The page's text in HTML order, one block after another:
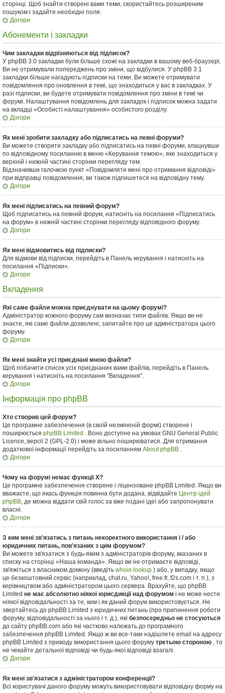
сторінці. Щоб знайти створені вами теми, скористайтесь розширеним
пошуком і задайте необхідні поля.
Догори
Абонементи і закладки
Чим закладки відрізняються від підписок?
У phpBB 3.0 закладки були більше схожі на закладки в вашому веб-браузері.
Ви не отримували попереджень про зміни, що відбулися. У phpBB 3.1
закладки більше нагадують підписки на теми. Ви можете отримувати
повідомлення про оновлення в темі, що знаходиться у вас в закладках. У
разі підписки, ви будете отримувати повідомлення про зміни в темі чи
форумі. Налаштування повідомлень для закладок і підписок можна задати
на вкладці «Особисті налаштування» особистого розділу.
Догори
Як мені зробити закладку або підписатись на певні форуми?
Ви можете створити закладку або підписатись на певні форуми, клацнувши
по відповідному посиланню в меню «Керування темою», яке знаходиться у
верхній і нижній частині сторінки перегляду тем.
Відзначивши галочкою пункт «Повідомляти мені про отримання відповіді»
при відправці повідомлення, ви також підпишетеся на відповідну тему.
Догори
Як мені підписатись на певний форум?
Щоб підписатись на певний форум, натисніть на посилання «Підписатись
на форум» в нижній частині сторінки перегляду відповідного форуму.
Догори
Як мені відмовитись від підписки?
Для відмови від підписки, перейдіть в Панель керування і натисніть на
посилання «Підписки».
Догори
Вкладення
Які саме файли можна приєднувати на цьому форумі?
Адміністратор кожного форуму сам визначає типи файлів. Якщо ви не
знаєте, які саме файли дозволені, запитайте про це адміністратора цього
форуму.
Догори
Як мені знайти усі приєднані мною файли?
Щоб побачити список усіх приєднаних вами файлів, перейдіть в Панель
керування і натисніть на посилання "Вкладення".
Догори
Інформація про phpBB
Хто створив цей форум?
Це програмне забезпечення (в своїй незміненій формі) створене і
поширюється phpBB Limited . Воно доступне на умовах GNU General Public
Licence, версії 2 (GPL-2.0) і може вільно поширюватися. Для отримання
додаткової інформації перейдіть за посиланням About phpBB .
Догори
Чому на форумі немає функції X?
Це програмне забезпечення створене і ліцензоване phpBB Limited. Якщо ви
вважаєте, що якась функція повинна бути додана, відвідайте Центр ідей
phpBB, де можна віддати свій голос за вже подані ідеї або запропонувати
власні.
Догори
З ким мені зв'язатись з питань некоректного використання і / або
юридичних питань, пов'язаних з цим форумом?
Ви можете зв'язатися з будь-яким з адміністраторів форуму, вказаних в
списку на сторінці «Наша команда». Якщо ви не отримаєте відповіді,
зв'яжіться з власником домену (введіть whois lookup ) або, у випадку, якщо
це безкоштовний сервіс (наприклад, chat.ru, Yahoo!, free.fr, f2s.com і т. п.), з
керівництвом або адміністратором цього сервера. Врахуйте, що phpBB
Limited не має абсолютно ніякої юрисдикції над форумом і не може нести
ніякої відповідальності за те, ким і як даний форум використовується. Не
звертайтесь до phpBB Limited з юридичних питань (про припинення роботи
форуму, відповідальності за нього і т. д.), які безпосередньо не стосуються
до сайту phpBB.com або які частково належать до програмного
забезпечення phpBB Limited. Якщо ж ви все-таки надішлете email на адресу
phpBB Limited з приводу використання цього форуму третьою стороною , то
не чекайте детальної відповіді чи будь-якої відповіді взагалі.
Догори
Як мені зв'язатися з адміністратором конференції?
Всі користувачі даного форуму можуть використовувати відповідну форму на